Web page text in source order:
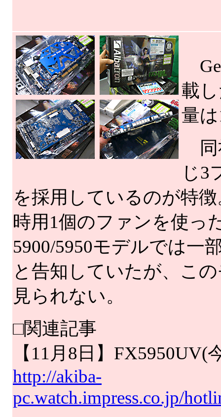
載
量
同
じ3
を採用しているのが特
時用1個のファンを使っ
5900/5950モデルでは一
と告知していたが、こ
見られない。
□関連記事
【11月8日】
http://akiba-
pc.watch.impress.co.jp/